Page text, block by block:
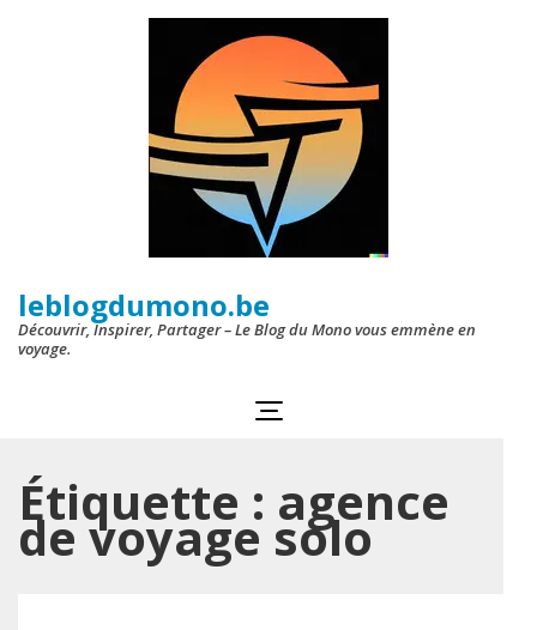
leblogdumono.be
Découvrir, Inspirer, Partager – Le Blog du Mono vous emmène en
voyage.
Étiquette : agence
de voyage solo